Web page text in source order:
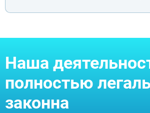
Наша
полностью
законна